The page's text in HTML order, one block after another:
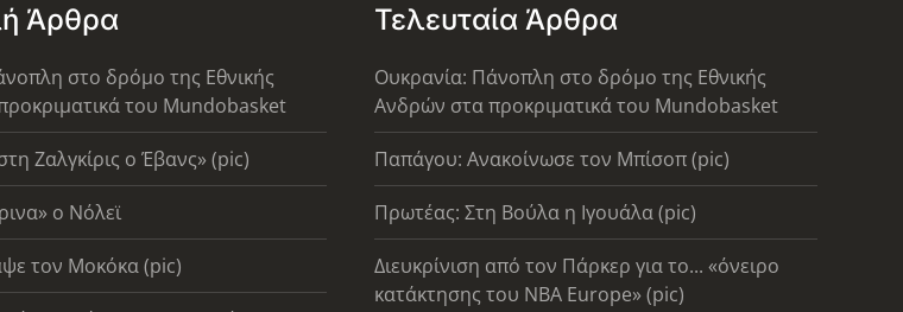
Άρθρα
στο δρόμο της Εθνικής
του Mundobasket
Ζαλγκίρις ο Έβανς» (pic)
ο Νόλεϊ
τον Μοκόκα (pic)
Τελευταία Άρθρα
Ουκρανία: Πάνοπλη στο δρόμο της Εθνικής
Ανδρών στα προκριματικά του Mundobasket
Παπάγου: Ανακοίνωσε τον Μπίσοπ (pic)
Πρωτέας: Στη Βούλα η Ιγουάλα (pic)
Διευκρίνιση από τον Πάρκερ για το... «όνειρο
κατάκτησης του ΝΒΑ Europe» (pic)